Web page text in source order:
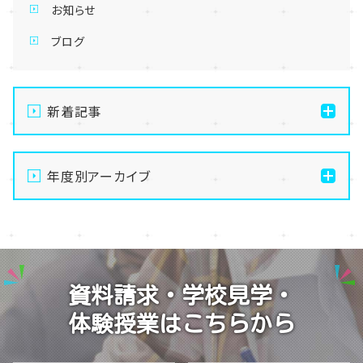
お知らせ
ブログ
新着記事
通信制高校の学習風景
メイク美容専攻の授業風景
演技の授業風景
Vtuberという表現を学ぶ
年度別アーカイブ
2025
2024
2023
資料請求・学校見学・
体験授業はこちらから